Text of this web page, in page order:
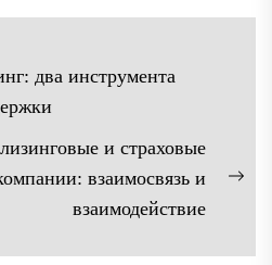
два инструмента
и страховые
взаимосвязь и
взаимодействие